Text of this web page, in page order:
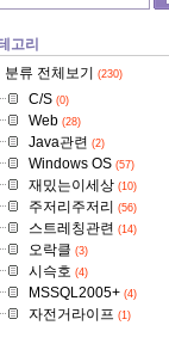
고리
분류 전체보기
(230)
C/S(0)
Web(28)
Java관련 (2)
Windows OS(57)
재밌는이세상(10)
주저리주저리 (56)
스트레칭관련 (14)
오락클 (3)
시슥호 (4)
MSSQL2005+(4)
자전거라이프 (1)